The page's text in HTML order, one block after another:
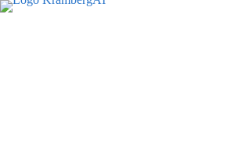
Zum